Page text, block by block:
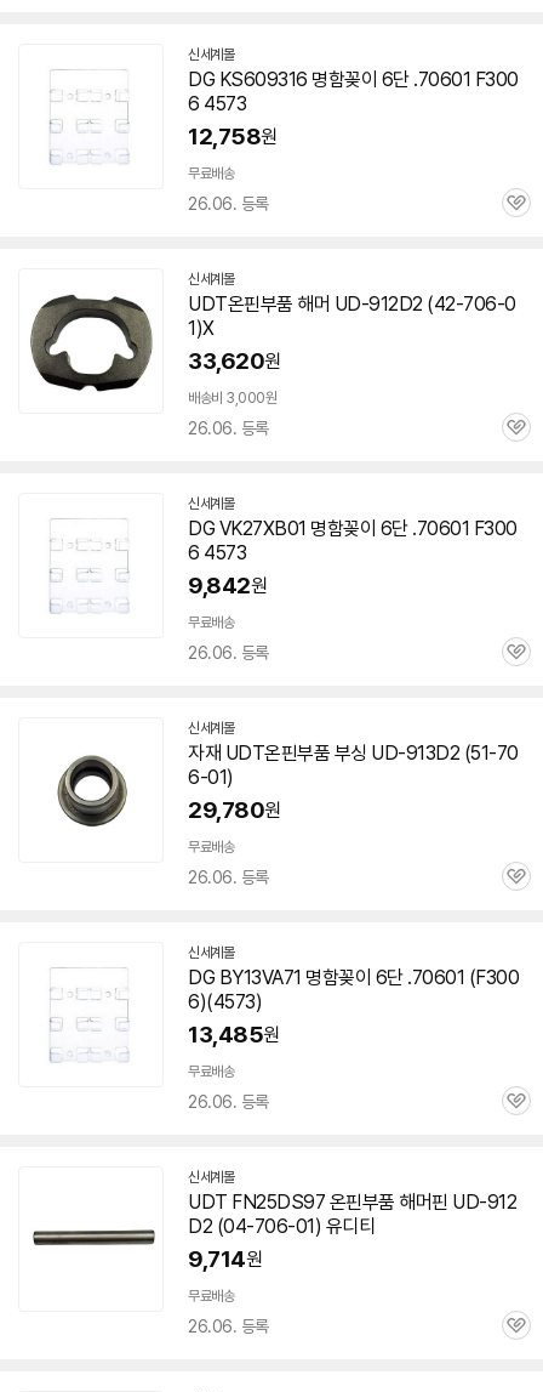
신세계몰
DG KS609316 명함꽂이 6단 .70601 F300
6 4573
12,758원
무료배송
26.06. 등록
관
신세계몰
UDT온핀부품 해머 UD-912D2 (42-706-0
1)X
33,620원
배송비 3,000원
26.06. 등록
관
신세계몰
DG VK27XB01 명함꽂이 6단 .70601 F300
6 4573
9,842원
무료배송
26.06. 등록
관
신세계몰
자재 UDT온핀부품 부싱 UD-913D2 (51-70
6-01)
29,780원
무료배송
26.06. 등록
관
신세계몰
DG BY13VA71 명함꽂이 6단 .70601 (F300
6)(4573)
13,485원
무료배송
26.06. 등록
관
신세계몰
UDT FN25DS97 온핀부품 해머핀 UD-912
D2 (04-706-01) 유디티
9,714원
무료배송
26.06. 등록
관